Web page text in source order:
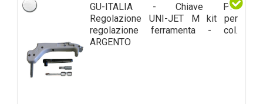
GU-ITALIA - Chiave Per
Regolazione UNI-JET M kit per
regolazione ferramenta - col.
ARGENTO